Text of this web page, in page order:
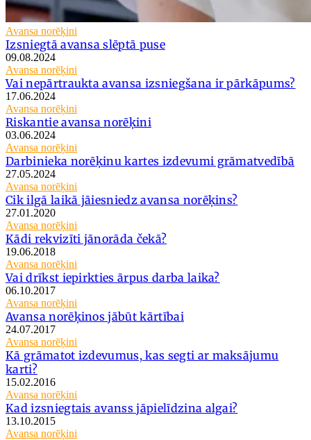
Avansa norēķini
Izsniegtā avansa slēptā puse
09.08.2024
Avansa norēķini
Vai nepārtraukta avansa izsniegšana ir pārkāpums?
17.06.2024
Avansa norēķini
Riskantie avansa norēķini
03.06.2024
Avansa norēķini
Darbinieka norēķinu kartes izdevumi grāmatvedībā
27.05.2024
Avansa norēķini
Cik ilgā laikā jāiesniedz avansa norēķins?
27.01.2020
Avansa norēķini
Kādi rekvizīti jānorāda čekā?
19.06.2018
Avansa norēķini
Vai drīkst iepirkties ārpus darba laika?
06.10.2017
Avansa norēķini
Avansa norēķinos jābūt kārtībai
24.07.2017
Avansa norēķini
Kā grāmatot izdevumus, kas segti ar maksājumu
karti?
15.02.2016
Avansa norēķini
Kad izsniegtais avanss jāpielīdzina algai?
13.10.2015
Avansa norēķini